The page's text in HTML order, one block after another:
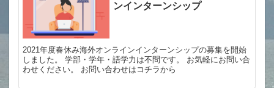
ンインターンシップ
2021年度春休み海外オンラインインターンシップの募集を開始
しました。 学部・学年・語学力は不問です。 お気軽にお問い合
わせください。 お問い合わせはコチラから